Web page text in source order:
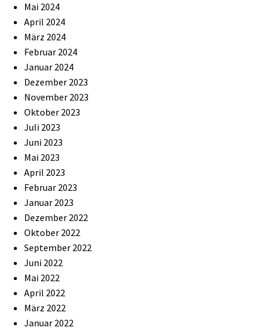
Mai 2024
April 2024
März 2024
Februar 2024
Januar 2024
Dezember 2023
November 2023
Oktober 2023
Juli 2023
Juni 2023
Mai 2023
April 2023
Februar 2023
Januar 2023
Dezember 2022
Oktober 2022
September 2022
Juni 2022
Mai 2022
April 2022
März 2022
Januar 2022